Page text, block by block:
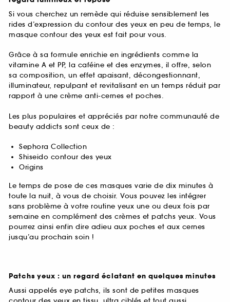
Si vous cherchez un remède qui réduise sensiblement les
rides d’expression du contour des yeux en peu de temps, le
masque contour des yeux est fait pour vous.
Grâce à sa formule enrichie en ingrédients comme la
vitamine A et PP, la caféine et des enzymes, il offre, selon
sa composition, un effet apaisant, décongestionnant,
illuminateur, repulpant et revitalisant en un temps réduit par
rapport à une crème anti-cernes et poches.
Les plus populaires et appréciés par notre communauté de
beauty addicts sont ceux de :
Sephora Collection
Shiseido contour des yeux
Origins
Le temps de pose de ces masques varie de dix minutes à
toute la nuit, à vous de choisir. Vous pouvez les intégrer
sans problème à votre routine yeux une ou deux fois par
semaine en complément des crèmes et patchs yeux. Vous
pourrez ainsi enfin dire adieu aux poches et aux cernes
jusqu’au prochain soin !
Patchs yeux : un regard éclatant en quelques minutes
Aussi appelés eye patchs, ils sont de petites masques